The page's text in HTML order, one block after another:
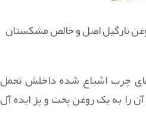
نارگیل اصل و خالص مشکستان
چرب اشباع شده داخلش تحمل
آن را به یک روغن پخت و پز ایده آل